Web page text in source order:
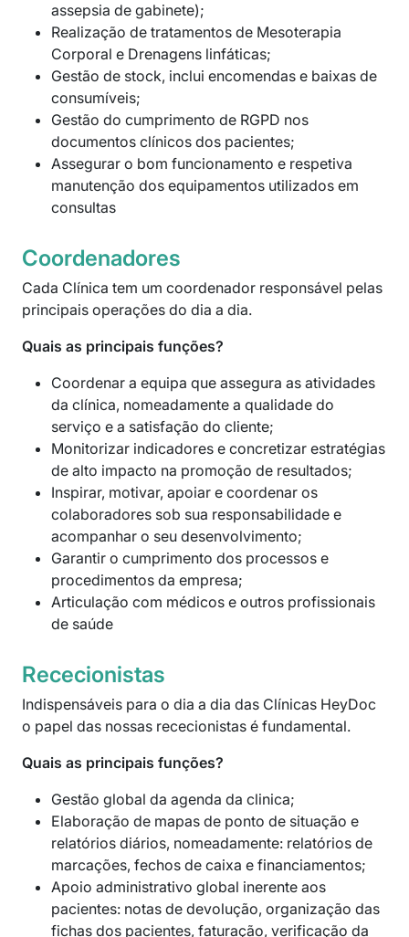
assepsia de gabinete);
Realização de tratamentos de Mesoterapia
Corporal e Drenagens linfáticas;
Gestão de stock, inclui encomendas e baixas de
consumíveis;
Gestão do cumprimento de RGPD nos
documentos clínicos dos pacientes;
Assegurar o bom funcionamento e respetiva
manutenção dos equipamentos utilizados em
consultas
Coordenadores
Cada Clínica tem um coordenador responsável pelas
principais operações do dia a dia.
Quais as principais funções?
Coordenar a equipa que assegura as atividades
da clínica, nomeadamente a qualidade do
serviço e a satisfação do cliente;
Monitorizar indicadores e concretizar estratégias
de alto impacto na promoção de resultados;
Inspirar, motivar, apoiar e coordenar os
colaboradores sob sua responsabilidade e
acompanhar o seu desenvolvimento;
Garantir o cumprimento dos processos e
procedimentos da empresa;
Articulação com médicos e outros profissionais
de saúde
Rececionistas
Indispensáveis para o dia a dia das Clínicas HeyDoc
o papel das nossas rececionistas é fundamental.
Quais as principais funções?
Gestão global da agenda da clinica;
Elaboração de mapas de ponto de situação e
relatórios diários, nomeadamente: relatórios de
marcações, fechos de caixa e financiamentos;
Apoio administrativo global inerente aos
pacientes: notas de devolução, organização das
fichas dos pacientes, faturação, verificação da